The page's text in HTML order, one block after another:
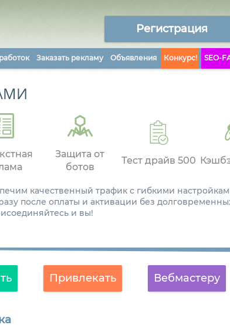
Регистрация
Заказать рекламу Объявления Конкурс! SEO-
Защита от
ботов
Тест драйв 500
качественный трафик с гибкими
после оплаты и активации без
и вы!
Привлекать Вебмастеру